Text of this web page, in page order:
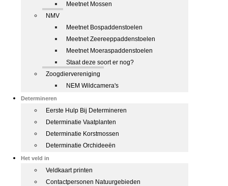
Meetnet Mossen
NMV
Meetnet Bospaddenstoelen
Meetnet Zeereeppaddenstoelen
Meetnet Moeraspaddenstoelen
Staat deze soort er nog?
Zoogdiervereniging
NEM Wildcamera's
Determineren
Eerste Hulp Bij Determineren
Determinatie Vaatplanten
Determinatie Korstmossen
Determinatie Orchideeën
Het veld in
Veldkaart printen
Contactpersonen Natuurgebieden